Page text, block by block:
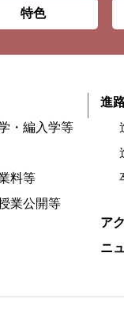
特色
・編入学等
料等
業公開等
進
ア
ニ